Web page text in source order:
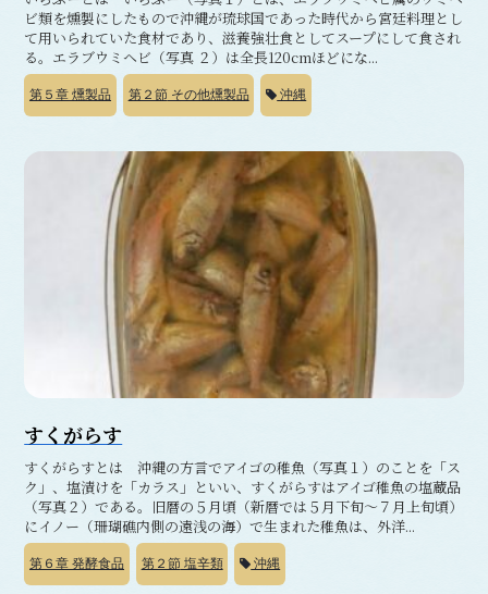
ビ類を燻製にしたもので沖縄が琉球国であった時代から宮廷料理とし
て用いられていた食材であり、滋養強壮食としてスープにして食され
る。エラブウミヘビ（写真 ２）は全長120cmほどにな...
第５章 燻製品 第２節その他燻製品 沖縄
すくがらす
すくがらすとは 沖縄の方言でアイゴの稚魚（写真１）のことを「ス
ク」、塩漬けを「カラス」といい、すくがらすはアイゴ稚魚の塩蔵品
（写真２）である。旧暦の５月頃（新暦では５月下旬～７月上旬頃）
にイノー（珊瑚礁内側の遠浅の海）で生まれた稚魚は、外洋...
第６章 発酵食品 第２節塩辛類 沖縄